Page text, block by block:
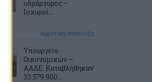
υδράργυρος –
Ισχυροί...
Αγροτική ανάπτυξη
Υπουργείο
Οικονομικών –
ΑΑΔΕ: Καταβλήθηκαν
33.579.900...